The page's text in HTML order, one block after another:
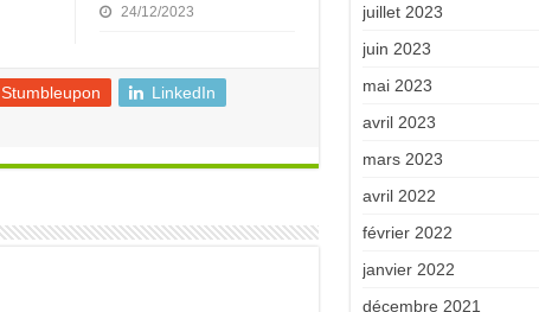
24/12/2023
Stumbleupon
LinkedIn
juillet 2023
juin 2023
mai 2023
avril 2023
mars 2023
avril 2022
février 2022
janvier 2022
décembre 2021